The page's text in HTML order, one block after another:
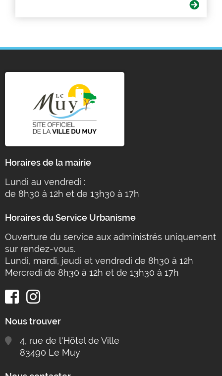
Horaires de la mairie
Lundi au vendredi :
de 8h30 à 12h et de 13h30 à 17h
Horaires du Service Urbanisme
Ouverture du service aux administrés uniquement
sur rendez-vous.
Lundi, mardi, jeudi et vendredi de 8h30 à 12h
Mercredi de 8h30 à 12h et de 13h30 à 17h
Nous trouver
4, rue de l'Hôtel de Ville
83490 Le Muy